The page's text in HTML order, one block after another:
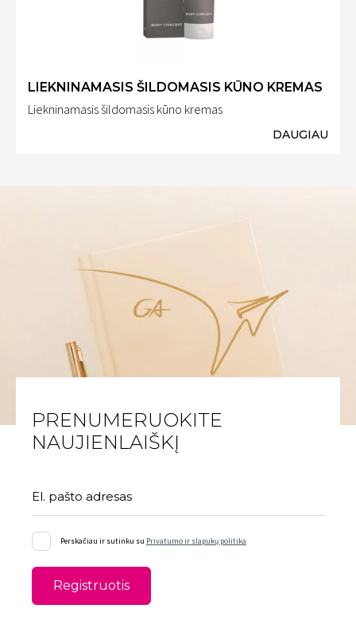
LIEKNINAMASIS ŠILDOMASIS KŪNO KREMAS
Liekninamasis šildomasis kūno kremas
DAUGIAU
PRENUMERUOKITE
NAUJIENLAIŠKĮ
El. pašto adresas
Perskačiau ir sutinku su Privatumo ir slapukų politika
Registruotis